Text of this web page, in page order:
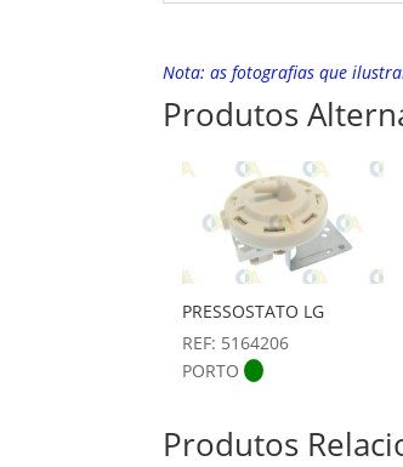
Nota: as fotografias que
Produtos
PRESSOSTATO LG
REF: 5164206
PORTO
Produtos